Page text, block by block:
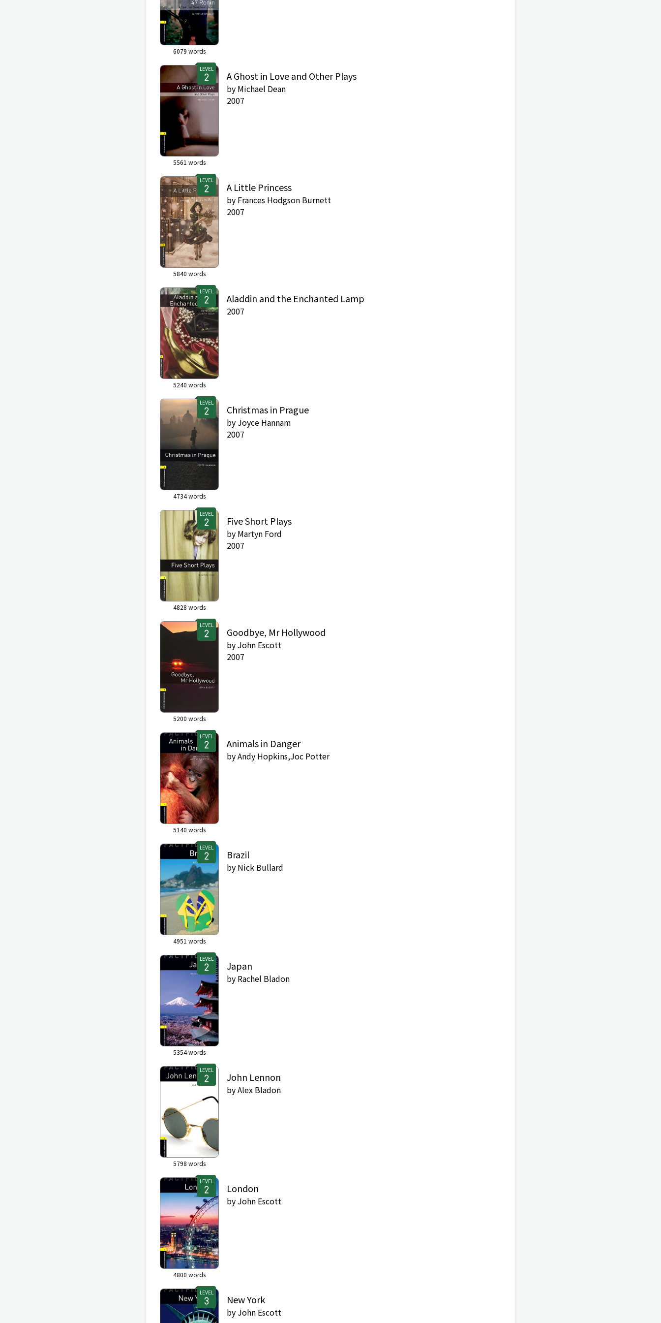
6079 words
LEVEL
5561 words
A Ghost in Love and Other Plays
by Michael Dean
2007
LEVEL
5840 words
A Little Princess
by Frances Hodgson Burnett
2007
LEVEL
5240 words
Aladdin and the Enchanted Lamp
2007
LEVEL
4734words
Christmas in Prague
by Joyce Hannam
2007
LEVEL
4828 words
Five Short Plays
by Martyn Ford
2007
LEVEL
5200 words
Goodbye, Mr Hollywood
by John Escott
2007
LEVEL
5140 words
Animals in Danger
byAndy Hopkins,Joc Potter
LEVEL
4951 words
Brazil
by Nick Bullard
LEVEL
5354words
Japan
by Rachel Bladon
LEVEL
5798 words
John Lennon
byAlex Bladon
LEVEL
4800 words
London
by John Escott
LEVEL
New York
by John Escott